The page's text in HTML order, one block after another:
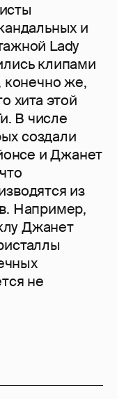
и
Lady
клипами
конечно же,
хита этой
В числе
создали
и Джанет
из
Например,
Джанет
не